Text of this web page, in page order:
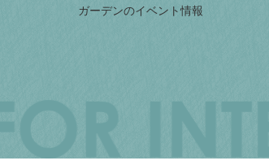
ガーデンのイベント情報